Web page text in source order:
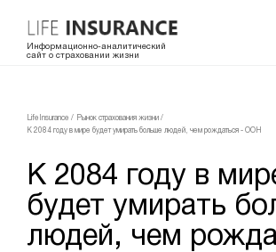
Информационно-аналитический
сайт о страховании жизни
LifeInsurance / Рынок страхования жизни /
К 2084 году в мире будет умирать больше людей, чем рождаться - ООН
К 2084 году в
будет умирать
людей, чем